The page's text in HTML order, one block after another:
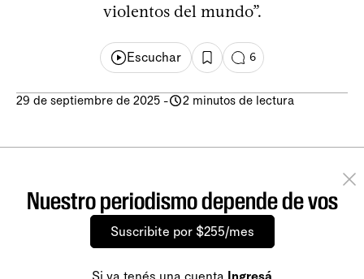
violentos del mundo”.
Escuchar 6
29 de septiembre de 2025 - 2 minutos de lectura
Nuestro periodismo depende de vos
Suscribite por $255/mes
Si ya tenés una cuenta Ingresá